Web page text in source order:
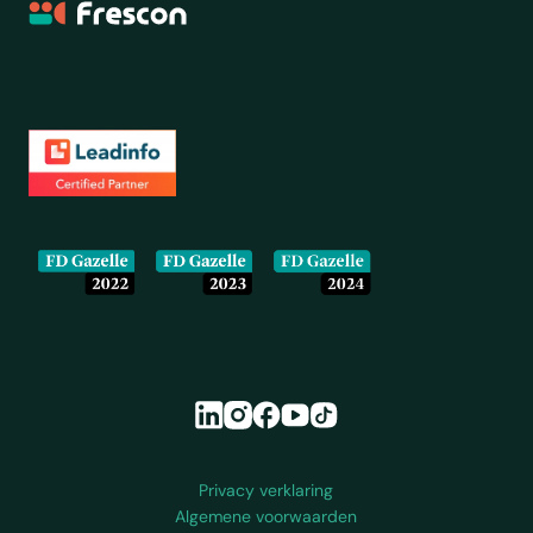
Frescon
Onze partners en erkenningen
Colofon en juridische informatie
Privacy verklaring
Algemene voorwaarden